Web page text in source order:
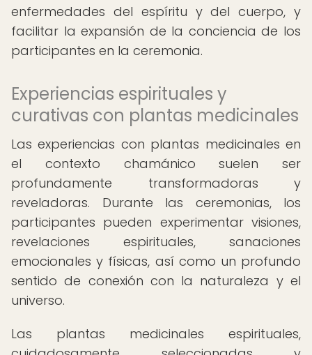
enfermedades del espíritu y del cuerpo, y
facilitar la expansión de la conciencia de los
participantes en la ceremonia.
Experiencias espirituales y
curativas con plantas medicinales
Las experiencias con plantas medicinales en
el contexto chamánico suelen ser
profundamente transformadoras y
reveladoras. Durante las ceremonias, los
participantes pueden experimentar visiones,
revelaciones espirituales, sanaciones
emocionales y físicas, así como un profundo
sentido de conexión con la naturaleza y el
universo.
Las plantas medicinales espirituales,